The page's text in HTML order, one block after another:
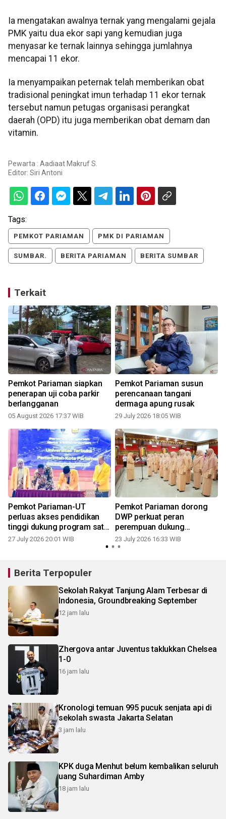
Ia mengatakan awalnya ternak yang mengalami gejala
PMK yaitu dua ekor sapi yang kemudian juga
menyasar ke ternak lainnya sehingga jumlahnya
mencapai 11 ekor.
Ia menyampaikan peternak telah memberikan obat
tradisional peningkat imun terhadap 11 ekor ternak
tersebut namun petugas organisasi perangkat
daerah (OPD) itu juga memberikan obat demam dan
vitamin.
Pewarta : Aadiaat Makruf S.
Editor: Siri Antoni
Tags:
PEMKOT PARIAMAN PMK DI PARIAMAN
SUMBAR. BERITA PARIAMAN BERITA SUMBAR
Terkait
Pemkot Pariaman siapkan
penerapan uji coba parkir
berlangganan
05 August 2026 17:37 WIB
Pemkot Pariaman susun
perencanaan tangani
dermaga apung rusak
29 July 2026 18:05 WIB
Pemkot Pariaman-UT
perluas akses pendidikan
tinggi dukung program satu
keluarga satu sarjana
27 July 2026 20:01 WIB
Pemkot Pariaman dorong
DWP perkuat peran
perempuan dukung
pembangunan daerah
23 July 2026 16:33 WIB
Berita Terpopuler
Sekolah Rakyat Tanjung Alam Terbesar di
Indonesia, Groundbreaking September
12 jam lalu
Zhergova antar Juventus taklukkan Chelsea
1-0
16 jam lalu
Kronologi temuan 995 pucuk senjata api di
sekolah swasta Jakarta Selatan
3 jam lalu
KPK duga Menhut belum kembalikan seluruh
uang Suhardiman Amby
18 jam lalu